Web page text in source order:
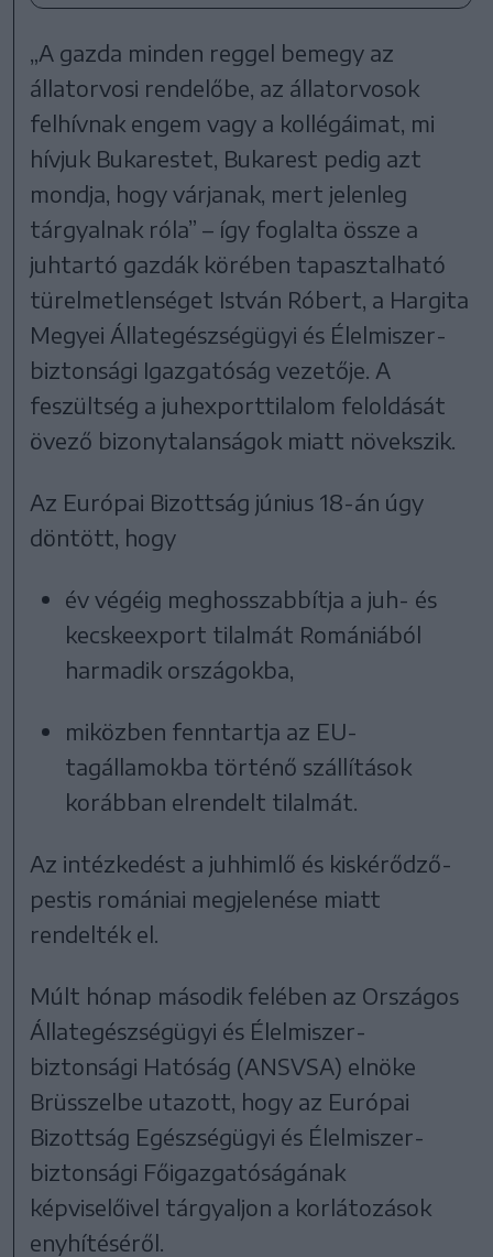
„A gazda minden reggel bemegy az
állatorvosi rendelőbe, az állatorvosok
felhívnak engem vagy a kollégáimat, mi
hívjuk Bukarestet, Bukarest pedig azt
mondja, hogy várjanak, mert jelenleg
tárgyalnak róla” – így foglalta össze a
juhtartó gazdák körében tapasztalható
türelmetlenséget István Róbert, a Hargita
Megyei Állategészségügyi és Élelmiszer-
biztonsági Igazgatóság vezetője. A
feszültség a juhexporttilalom feloldását
övező bizonytalanságok miatt növekszik.
Az Európai Bizottság június 18-án úgy
döntött, hogy
év végéig meghosszabbítja a juh- és
kecskeexport tilalmát Romániából
harmadik országokba,
miközben fenntartja az EU-
tagállamokba történő szállítások
korábban elrendelt tilalmát.
Az intézkedést a juhhimlő és kiskérődző-
pestis romániai megjelenése miatt
rendelték el.
Múlt hónap második felében az Országos
Állategészségügyi és Élelmiszer-
biztonsági Hatóság (ANSVSA) elnöke
Brüsszelbe utazott, hogy az Európai
Bizottság Egészségügyi és Élelmiszer-
biztonsági Főigazgatóságának
képviselőivel tárgyaljon a korlátozások
enyhítéséről.